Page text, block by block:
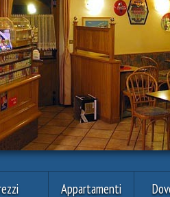
Appartamenti